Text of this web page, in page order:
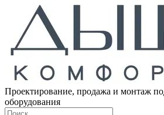
Проектирование, продажа и монтаж
оборудования